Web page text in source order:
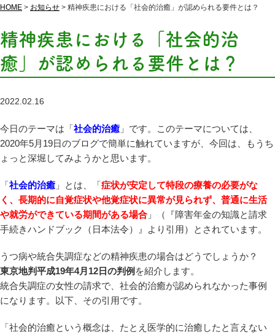
HOME > お知らせ > 精神疾患における「社会的治癒」が認められる要件とは？
精神疾患における「社会的治
癒」が認められる要件とは？
2022.02.16
今日のテーマは「社会的治癒 」です。このテーマについては、
2020年5月19日のブログで簡単に触れていますが、今回は、もうち
ょっと深堀してみようかと思います。
「社会的治癒 」とは、「症状が安定して特段の療養の必要がな
く、長期的に自覚症状や他覚症状に異常が見られず、普通に生活
や就労ができている期間がある場合 」（『障害年金の知識と請求
手続きハンドブック（日本法令）』より引用）とされています。
うつ病や統合失調症などの精神疾患の場合はどうでしょうか？
東京地判平成19年4月12日の判例 を紹介します。
統合失調症の女性の請求で、社会的治癒が認められなかった事例
になります。以下、その引用です。
「社会的治癒という概念は、たとえ医学的に治癒したと言えない